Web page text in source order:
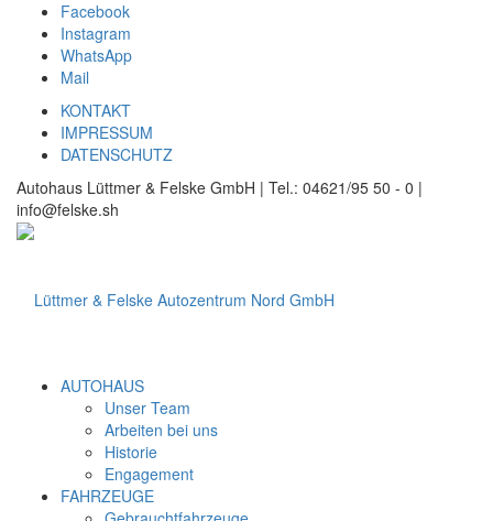
Facebook
Instagram
WhatsApp
Mail
KONTAKT
IMPRESSUM
DATENSCHUTZ
Autohaus Lüttmer & Felske GmbH | Tel.: 04621/95 50 - 0 |
info@felske.sh
AUTOHAUS
Unser Team
Arbeiten bei uns
Historie
Engagement
FAHRZEUGE